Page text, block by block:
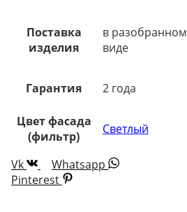
Поставка
изделия
в разобранном
виде
Гарантия 2 года
Цвет фасада
(фильтр)
Светлый
Vk
Whatsapp
Pinterest